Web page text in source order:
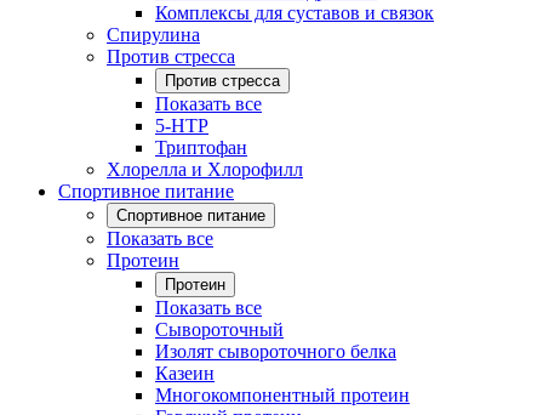
Комплексы для суставов и связок
Спирулина
Против стресса
Против стресса
Показать все
5-HTP
Триптофан
Хлорелла и Хлорофилл
Спортивное питание
Спортивное питание
Показать все
Протеин
Протеин
Показать все
Сывороточный
Изолят сывороточного белка
Казеин
Многокомпонентный протеин